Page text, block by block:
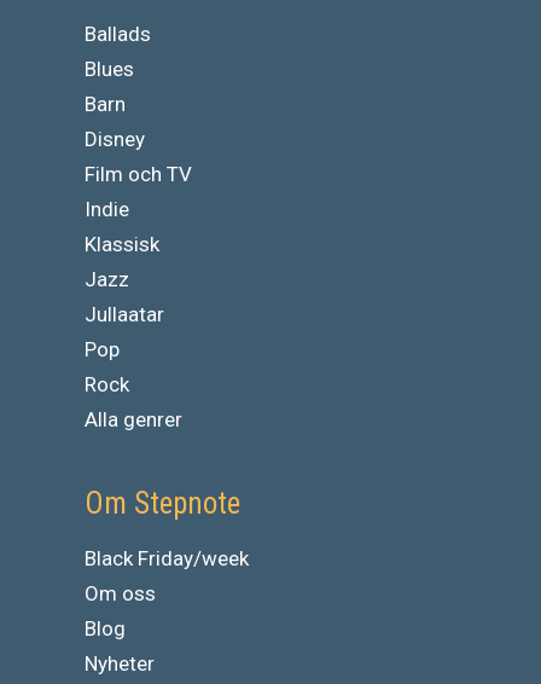
Ballads
Blues
Barn
Disney
Film och TV
Indie
Klassisk
Jazz
Jullaatar
Pop
Rock
Alla genrer
Om Stepnote
Black Friday/week
Om oss
Blog
Nyheter